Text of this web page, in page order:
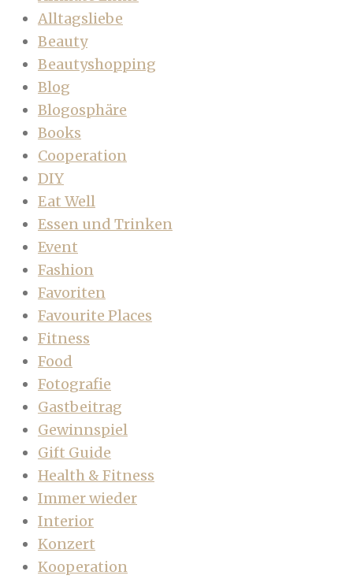
Alltagsliebe
Beauty
Beautyshopping
Blog
Blogosphäre
Books
Cooperation
DIY
Eat Well
Essen und Trinken
Event
Fashion
Favoriten
Favourite Places
Fitness
Food
Fotografie
Gastbeitrag
Gewinnspiel
Gift Guide
Health & Fitness
Immer wieder
Interior
Konzert
Kooperation